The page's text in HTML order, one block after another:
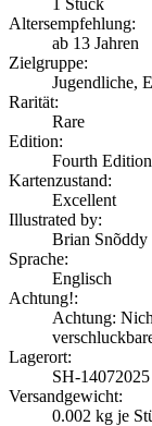
Altersempfehlung:
ab 13 Jahren
Zielgruppe:
Jugendliche,
Rarität:
Rare
Edition:
Fourth Edition
Kartenzustand:
Excellent
Illustrated by:
Brian Snõddy
Sprache:
Englisch
Achtung!:
Achtung:
Lagerort:
SH-14072025
Versandgewicht:
0.002 kg je